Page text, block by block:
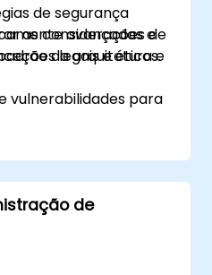
de segurança
avançadas e
legais e éticos.
as considerações de
da arquitetura e
vulnerabilidades para
de segurança
uma série de
de resposta a
de crises.
de